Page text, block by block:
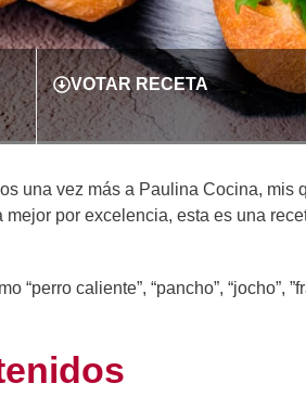
VOTAR RECETA
una vez más a Paulina Cocina,
por excelencia, esta es una
“perro caliente”, “pancho”, “jocho”,